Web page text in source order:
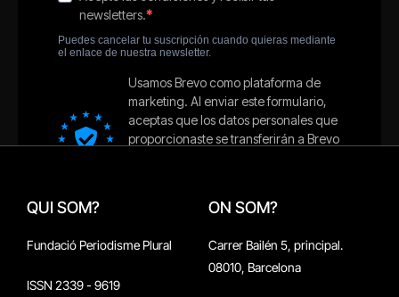
QUI SOM?
Fundació Periodisme Plural
ISSN 2339 - 9619
ON SOM?
Carrer Bailén 5, principal.
08010, Barcelona